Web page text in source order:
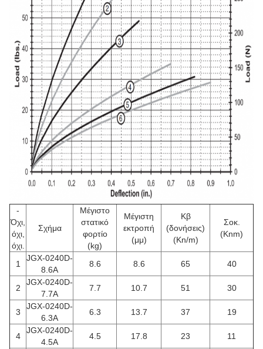
-
Όχι,
όχι,
όχι.
Σχήμα
Μέγιστο
στατικό
φορτίο
(kg)
Μέγιστη
εκτροπή
(μμ)
Κβ
(δονήσεις)
(Kn/m)
Σοκ.
(Knm)
1
JGX-0240D-
8.6Α
8.6 8.6 65 40
2
JGX-0240D-
7.7Α
7.7 10.7 51 30
3
JGX-0240D-
6.3Α
6.3 13.7 37 19
4
JGX-0240D-
4.5A
4.5 17.8 23 11